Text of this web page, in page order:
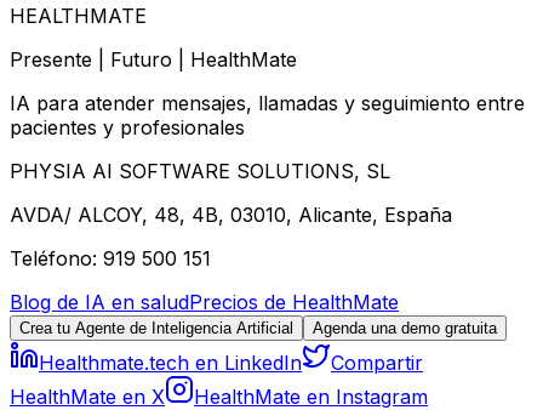
HEALTHMATE
Presente | Futuro | HealthMate
IA para atender mensajes, llamadas y seguimiento entre
pacientes y profesionales
PHYSIA AI SOFTWARE SOLUTIONS, SL
AVDA/ ALCOY, 48, 4B, 03010, Alicante, España
Teléfono: 919 500 151
Blog de IA en saludPrecios de HealthMate
Crea tu Agente de Inteligencia Artificial Agenda una demo gratuita
Healthmate.tech en LinkedIn
Compartir
HealthMate en X
HealthMate en Instagram